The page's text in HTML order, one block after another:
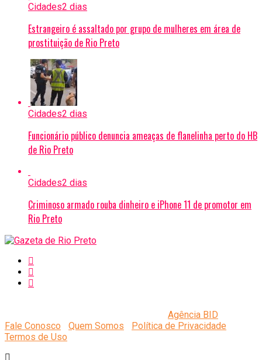
Cidades2 dias
Estrangeiro é assaltado por grupo de mulheres em área de
prostituição de Rio Preto
Cidades2 dias
Funcionário público denuncia ameaças de flanelinha perto do HB
de Rio Preto
Cidades2 dias
Criminoso armado rouba dinheiro e iPhone 11 de promotor em
Rio Preto
Agência BID
Fale Conosco
Quem Somos Política de Privacidade
Termos de Uso